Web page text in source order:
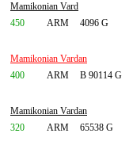
Mamikonian Vard
450
ARM 4096 G
Mamikonian Vardan
400
ARM B 90114 G
Mamikonian Vardan
320
ARM 65538 G